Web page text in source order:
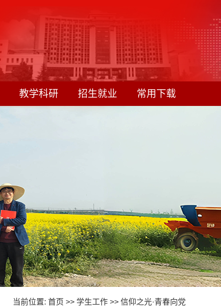
教学科研 招生就业 常用下载
当前位置: 首页 >> 学生工作 >> 信仰之光·青春向党